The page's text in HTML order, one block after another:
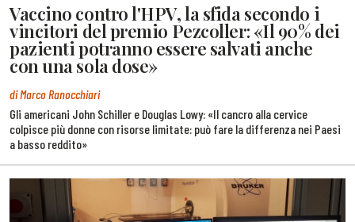
Vaccino contro l'HPV, la sfida secondo i
vincitori del premio Pezcoller: «Il 90% dei
pazienti potranno essere salvati anche
con una sola dose»
di Marco Ranocchiari
Gli americani John Schiller e Douglas Lowy: «Il cancro alla cervice
colpisce più donne con risorse limitate: può fare la differenza nei Paesi
a basso reddito»